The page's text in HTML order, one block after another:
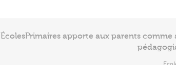
ÉcolesPrimaires apporte aux parents